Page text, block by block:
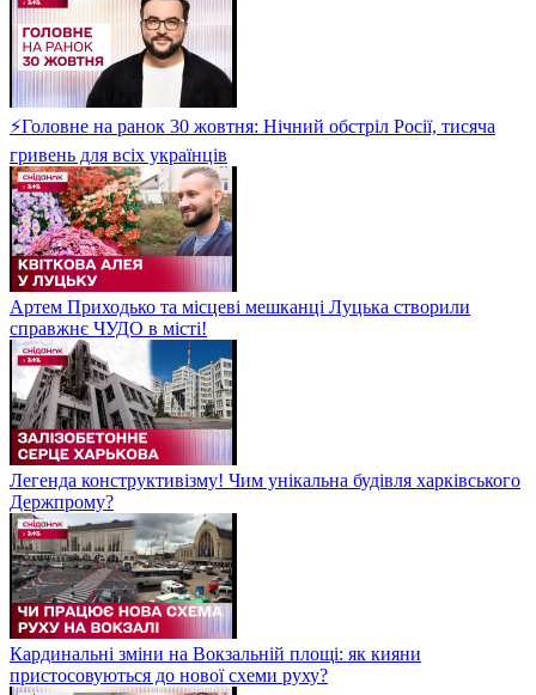
⚡Головне на ранок 30 жовтня: Нічний обстріл Росії, тисяча
гривень для всіх українців
Артем Приходько та місцеві мешканці Луцька створили
справжнє ЧУДО в місті!
Легенда конструктивізму! Чим унікальна будівля харківського
Держпрому?
Кардинальні зміни на Вокзальній площі: як кияни
пристосовуються до нової схеми руху?